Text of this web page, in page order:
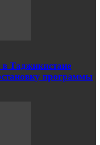
Таджикистане
программы